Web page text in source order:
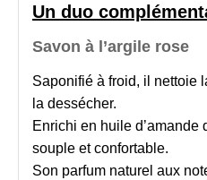
Un duo
Savon à l’argile rose
Saponifié à froid, il nettoie
la dessécher.
Enrichi en huile d’amande
souple et confortable.
Son parfum naturel aux